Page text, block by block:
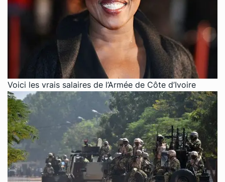
Voici les vrais salaires de l’Armée de Côte d’Ivoire